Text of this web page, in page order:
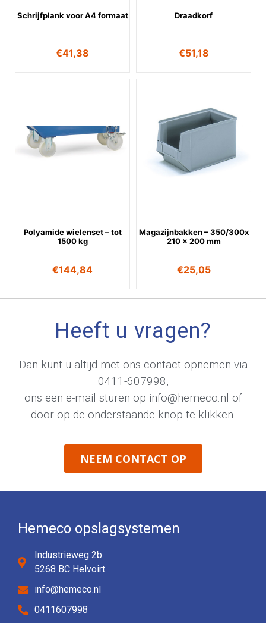
Schrijfplank voor A4 formaat
€41,38
Draadkorf
€51,18
Polyamide wielenset – tot
1500 kg
€144,84
Magazijnbakken – 350/300x
210 x 200 mm
€25,05
Heeft u vragen?
Dan kunt u altijd met ons contact opnemen via
0411-607998,
ons een e-mail sturen op info@hemeco.nl of
door op de onderstaande knop te klikken.
NEEM CONTACT OP
Hemeco opslagsystemen
Industrieweg 2b
5268 BC Helvoirt
info@hemeco.nl
0411607998